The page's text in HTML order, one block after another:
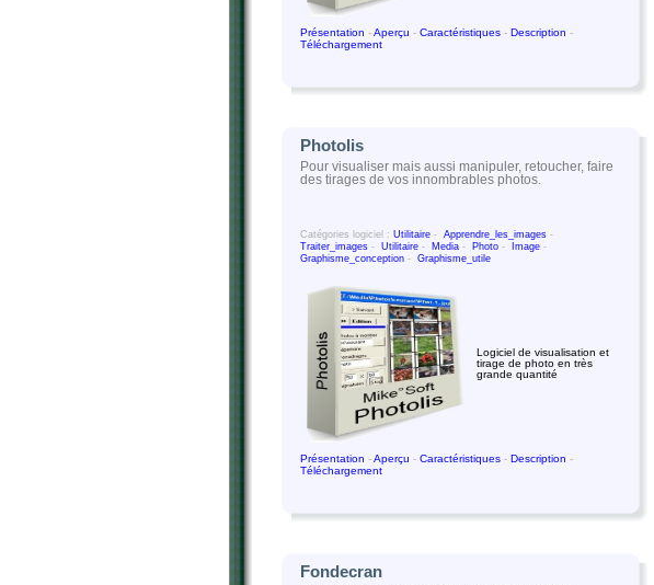
Présentation -Aperçu - Caractéristiques - Description -
Téléchargement
Photolis
Pour visualiser mais aussi manipuler, retoucher, faire
des tirages de vos innombrables photos.
Catégories logiciel : Utilitaire - Apprendre_les_images -
Traiter_images - Utilitaire - Media - Photo - Image -
Graphisme_conception - Graphisme_utile
Logiciel de visualisation et
tirage de photo en très
grande quantité
Présentation -Aperçu - Caractéristiques - Description -
Téléchargement
Fondecran